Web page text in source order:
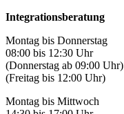
Integrationsberatung
Montag bis Donnerstag
08:00 bis 12:30 Uhr
(Donnerstag ab 09:00 Uhr)
(Freitag bis 12:00 Uhr)
Montag bis Mittwoch